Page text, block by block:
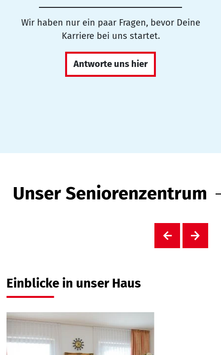
Wir haben nur ein paar Fragen, bevor Deine
Karriere bei uns startet.
Antworte uns hier
Unser Seniorenzentrum
Einblicke in unser Haus